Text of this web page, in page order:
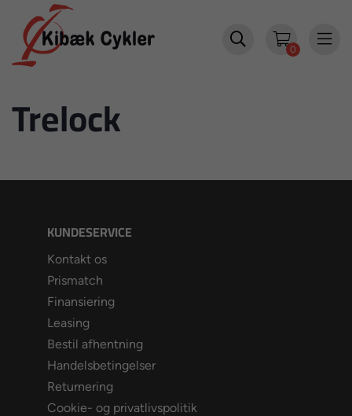

0

Trelock
KUNDESERVICE
Kontakt os
Prismatch
Finansiering
Leasing
Bestil afhentning
Handelsbetingelser
Returnering
Cookie- og privatlivspolitik